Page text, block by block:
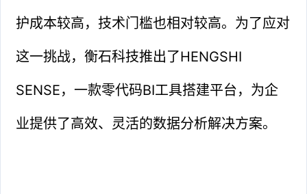
护成本较高，技术门槛也相对较高。为了应对
这一挑战，衡石科技推出了HENGSHI
SENSE，一款零代码BI工具搭建平台，为企
业提供了高效、灵活的数据分析解决方案。